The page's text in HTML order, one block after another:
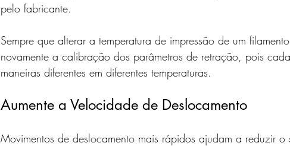
pelo fabricante.
Sempre que alterar a temperatura de impressão de um
novamente a calibração dos parâmetros de retração, pois
maneiras diferentes em diferentes temperaturas.
Aumente a Velocidade de Deslocamento
Movimentos de deslocamento mais rápidos ajudam a reduzir